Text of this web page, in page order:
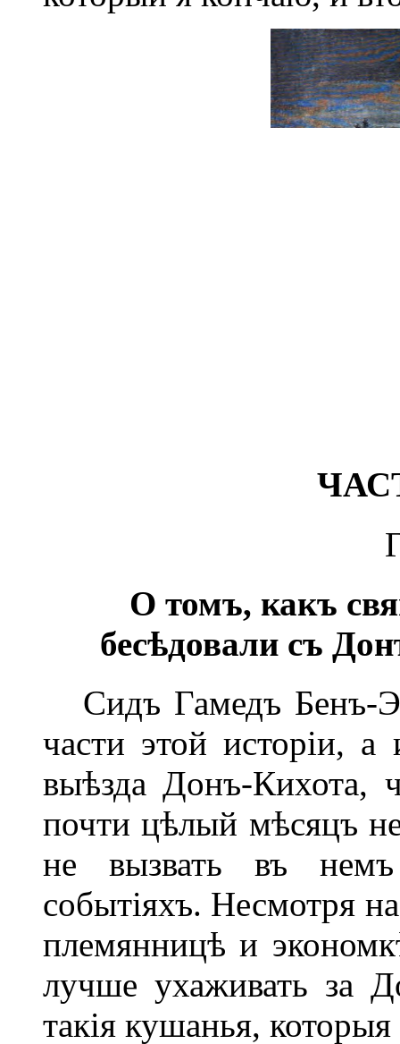
О томъ, какъ
бесѣдовали съ
Сидъ Гамедъ Бенъ-
части этой исторіи, а
выѣзда Донъ-Кихота,
почти цѣлый мѣсяцъ
не вызвать въ немъ
событіяхъ. Несмотря
племянницѣ и
лучше ухаживать за
такія кушанья,